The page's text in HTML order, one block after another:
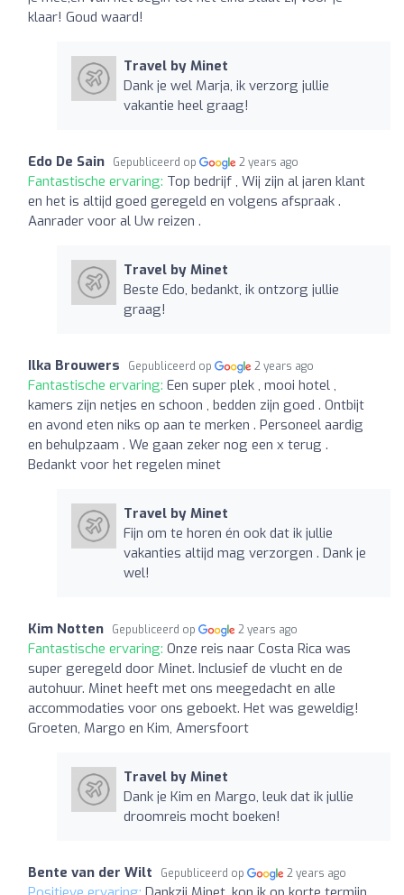
klaar! Goud waard!
Travel by Minet
Dank je wel Marja, ik verzorg jullie
vakantie heel graag!
Edo De Sain Gepubliceerd op 2 years ago
Fantastische ervaring: Top bedrijf , Wij zijn al jaren klant
en het is altijd goed geregeld en volgens afspraak .
Aanrader voor al Uw reizen .
Travel by Minet
Beste Edo, bedankt, ik ontzorg jullie
graag!
Ilka Brouwers Gepubliceerd op 2 years ago
Fantastische ervaring: Een super plek , mooi hotel ,
kamers zijn netjes en schoon , bedden zijn goed . Ontbijt
en avond eten niks op aan te merken . Personeel aardig
en behulpzaam . We gaan zeker nog een x terug .
Bedankt voor het regelen minet
Travel by Minet
Fijn om te horen én ook dat ik jullie
vakanties altijd mag verzorgen . Dank je
wel!
Kim Notten Gepubliceerd op 2 years ago
Fantastische ervaring: Onze reis naar Costa Rica was
super geregeld door Minet. Inclusief de vlucht en de
autohuur. Minet heeft met ons meegedacht en alle
accommodaties voor ons geboekt. Het was geweldig!
Groeten, Margo en Kim, Amersfoort
Travel by Minet
Dank je Kim en Margo, leuk dat ik jullie
droomreis mocht boeken!
Bente van der Wilt Gepubliceerd op 2 years ago